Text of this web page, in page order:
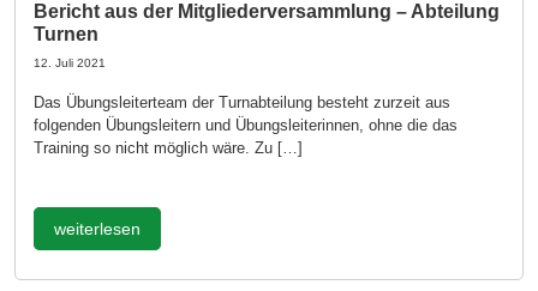
Bericht aus der Mitgliederversammlung – Abteilung
Turnen
12. Juli 2021
Das Übungsleiterteam der Turnabteilung besteht zurzeit aus
folgenden Übungsleitern und Übungsleiterinnen, ohne die das
Training so nicht möglich wäre. Zu […]
weiterlesen